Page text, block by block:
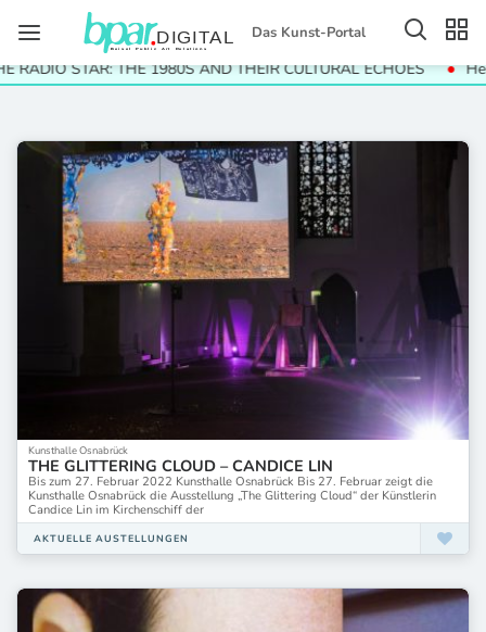
Das Kunst-Portal
STAR: THE 1980S AND THEIR CULTURAL ECHOES Helga
Kunsthalle Osnabrück
THE GLITTERING CLOUD – CANDICE LIN
Bis zum 27. Februar 2022 Kunsthalle Osnabrück Bis 27. Februar zeigt die
Kunsthalle Osnabrück die Ausstellung „The Glittering Cloud“ der Künstlerin
Candice Lin im Kirchenschiff der
AKTUELLE AUSTELLUNGEN